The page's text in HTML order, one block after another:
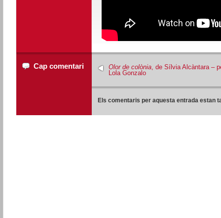
Cap comentari Olor de colònia, de Sílvia Alcàntara –
Lola Gonzalo
Els comentaris per aquesta entrada estan